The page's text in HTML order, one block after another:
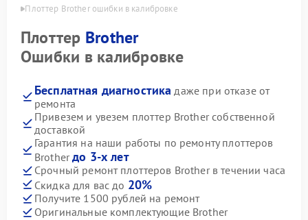
Плоттер Brother ошибки в калибровке
Плоттер Brother
Ошибки в калибровке
Бесплатная диагностика даже при отказе от
ремонта
Привезем и увезем плоттер Brother собственной
доставкой
Гарантия на наши работы по ремонту плоттеров
Brotherдо 3-х лет
Срочный ремонт плоттеров Brother в течении часа
Скидка для вас до 20%
Получите 1500 рублей на ремонт
Оригинальные комплектующие Brother